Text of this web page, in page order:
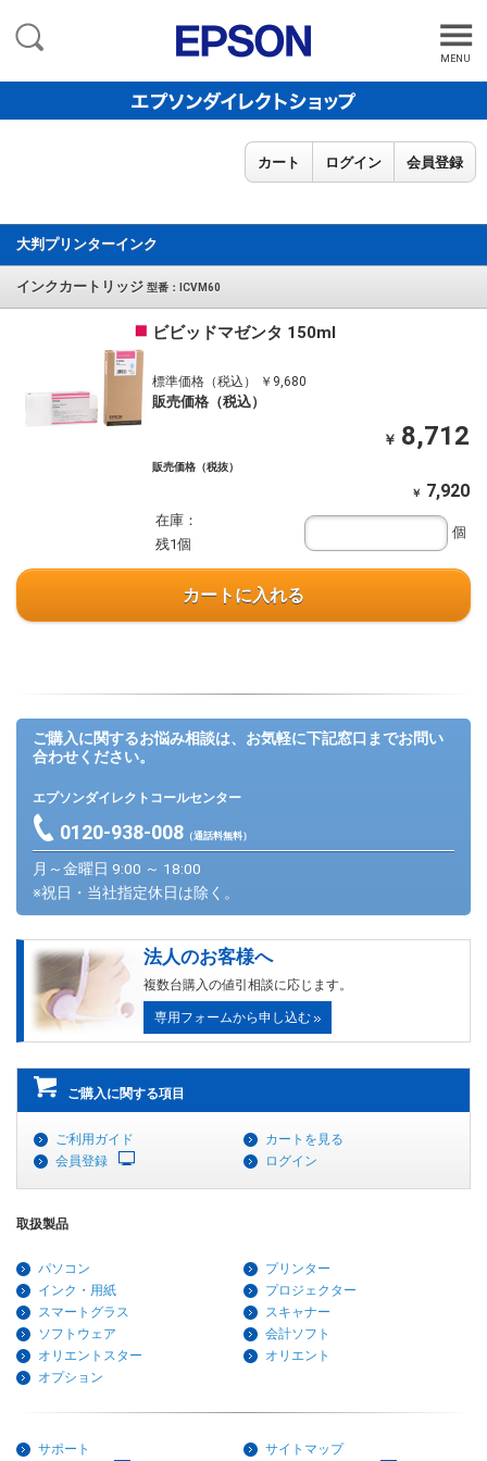
MENU
カート ログイン 会員登録
大判プリンターインク
インクカートリッジ 型番：ICVM60
ビビッドマゼンタ 150ml
標準価格（税込） ￥9,680
販売価格（税込）
￥ 8,712
販売価格（税抜）
￥ 7,920
在庫：
残1個
個
カートに入れる
ご購入に関するお悩み相談は、お気軽に下記窓口までお問い
合わせください。
エプソンダイレクトコールセンター
0120-938-008（通話料無料）
月～金曜日 9:00 ～ 18:00
※祝日・当社指定休日は除く。
法人のお客様へ
複数台購入の値引相談に応じます。
専用フォームから申し込む
ご購入に関する項目
ご利用ガイド
カートを見る
会員登録
ログイン
取扱製品
パソコン
プリンター
インク・用紙
プロジェクター
スマートグラス
スキャナー
ソフトウェア
会計ソフト
オリエントスター
オリエント
オプション
サポート サイトマップ